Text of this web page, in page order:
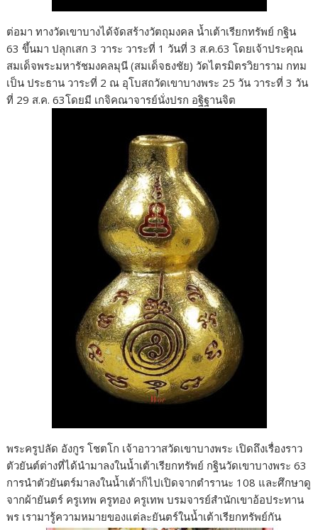
ต่อมา ทางวัดเขาบางได้จัดสร้างวัตถุมงคล น้ำเต้าเรียกทรัพย์ กฐิน
63 ขึ้นมา ปลุกเสก 3 วาระ วาระที่ 1 วันที่ 3 ส.ค.63 โดยเจ้าประคุณ
สมเด็จพระมหารัชมงคลมุนี (สมเด็จธงชัย) วัดไตรมิตรวิยาราม กทม
เป็น ประธาน วาระที่ 2 ณ อุโบสถวัดเขาบางพระ 25 วัน วาระที่ 3 วัน
ที่ 29 ส.ค. 63โดยมี เกจิคณาจารย์นั่งปรก อฐิฐานจิต
พระครูปลัด อังกูร โชตโก เจ้าอาวาสวัดเขาบางพระ เปิดถึงเรื่องราว
ตัวยันต์ต่างที่ได้นำมาลงในน้ำเต้าเรียกทรัพย์ กฐินวัดเขาบางพระ 63
การนำตัวยันตร์มาลงในน้ำเต้าก็ไปเปิดจากตำรานะ 108 และศึกษาดู
จากผ้ายันตร์ ครูเทพ ครูทอง ครูเทพ บรมจารย์สำนักเขาอ้อประทาน
พร เรามารู้ความหมายของแต่ละยันตร์ในน้ำเต้าเรียกทรัพย์กัน